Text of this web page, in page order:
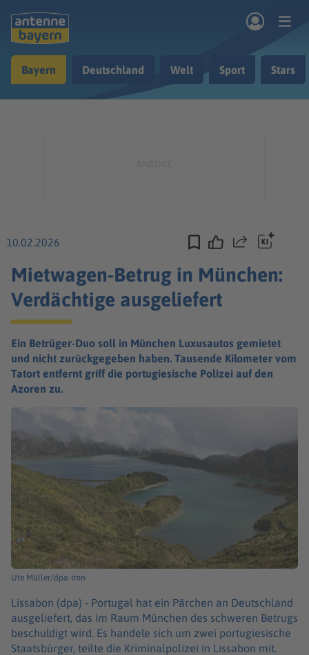
Musik & Radio
Bayern Deutschland Welt Sport Stars
10.02.2026 Teilen
Mietwagen-Betrug in München:
Verdächtige ausgeliefert
Ein Betrüger-Duo soll in München Luxusautos gemietet
und nicht zurückgegeben haben. Tausende Kilometer vom
Tatort entfernt griff die portugiesische Polizei auf den
Azoren zu.
Ute Müller/dpa-tmn
Lissabon (dpa) - Portugal hat ein Pärchen an Deutschland
ausgeliefert, das im Raum München des schweren Betrugs
beschuldigt wird. Es handele sich um zwei portugiesische
Staatsbürger, teilte die Kriminalpolizei in Lissabon mit.